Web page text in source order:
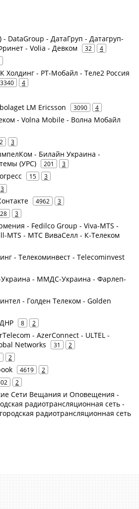
DataGroup - ДатаГруп - Датагруп-
- Volia - Девком
32 4
Холдинг - РТ-Мобайл - Теле2 Россия
3340 4
LM Ericsson 3090 4
- Volna Mobile - Волна Мобайл
3
- Билайн Украина -
(УРС)
201 3
15 3
3
4962 3
3
- Fedilco Group - Viva-MTS -
MTS - МТС ВиваСелл - К-Телеком
- Телекоминвест - Telecominvest
Украина - ММДС-Украина - Фарлеп-
- Голден Телеком - Golden
8 2
- AzerConnect - ULTEL -
Networks
31 2
2
4619 2
2
Сети Вещания и Оповещения -
радиотрансляционная сеть -
радиотрансляционная сеть